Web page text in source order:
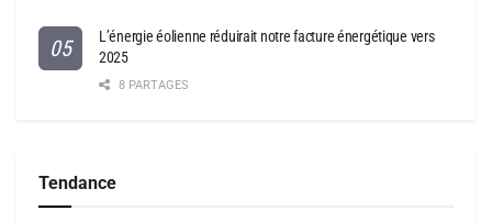
L’énergie éolienne réduirait notre facture énergétique vers
2025
8 PARTAGES
Tendance